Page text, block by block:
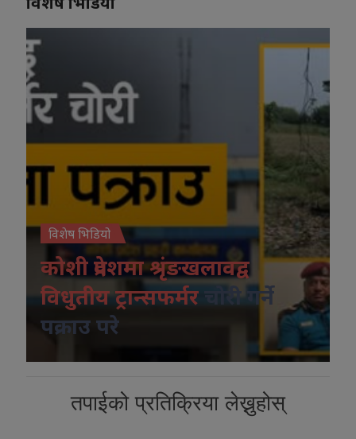
विशेष भिडियो
कोशी प्रदेशमा श्रृंङखलावद्व
विधुतीय ट्रान्सफर्मर
चोरी गर्ने
पक्राउ परे
तपाईको प्रतिक्रिया लेख्नुहोस्